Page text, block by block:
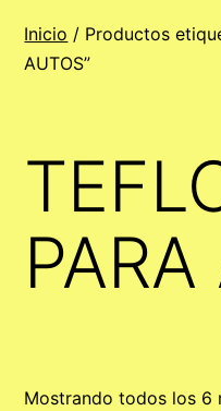
Inicio / Productos
AUTOS”
Mostrando todos los 6